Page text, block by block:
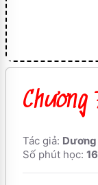
Chương
Tác giả:
Số phút học: